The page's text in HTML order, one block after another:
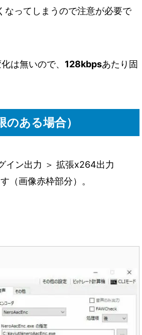
なってしまうので注意が必要で
は無いので、 128kbpsあたり固
ある場合）
イン出力 ＞ 拡張x264出力
（画像赤枠部分）。